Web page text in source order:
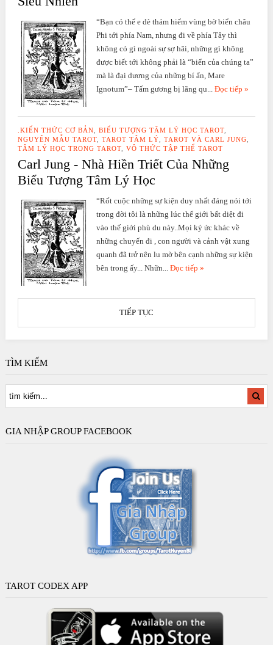
“Bạn có thể e dè thám hiểm vùng bờ biển châu
Phi tới phía Nam, nhưng đi về phía Tây thì
không có gì ngoài sự sợ hãi, những gì không
được biết tới không phải là “biển của chúng ta”
mà là đại dương của những bí ẩn, Mare
Ignotum”– Tấm gương bị lãng qu... Đọc tiếp »
.KIẾN THỨC CƠ BẢN, BIỂU TƯỢNG TÂM LÝ HỌC TAROT,
NGUYÊN MẪU TAROT, TAROT TÂM LÝ, TAROT VÀ CARL JUNG,
TÂM LÝ HỌC TRONG TAROT, VÔ THỨC TẬP THỂ TAROT
Carl Jung - Nhà Hiền Triết Của Những
Biểu Tượng Tâm Lý Học
“Rốt cuộc những sự kiện duy nhất đáng nói tới
trong đời tôi là những lúc thế giới bất diệt đi
vào thế giới phù du này..Mọi ký ức khác về
những chuyến đi , con người và cảnh vật xung
quanh đã trở nên lu mờ bên cạnh những sự kiện
bên trong ấy... Nhữn... Đọc tiếp »
TIẾP TỤC
TÌM KIẾM
GIA NHẬP GROUP FACEBOOK
TAROT CODEX APP